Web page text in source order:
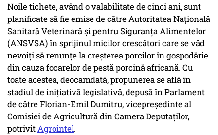
Noile tichete, având o valabilitate de cinci ani, sunt
planificate să fie emise de către Autoritatea Națională
Sanitară Veterinară și pentru Siguranța Alimentelor
(ANSVSA) în sprijinul micilor crescători care se văd
nevoiți să renunțe la creșterea porcilor în gospodărie
din cauza focarelor de pestă porcină africană. Cu
toate acestea, deocamdată, propunerea se află în
stadiul de inițiativă legislativă, depusă în Parlament
de către Florian-Emil Dumitru, vicepreședinte al
Comisiei de Agricultură din Camera Deputaților,
potrivitAgrointel.